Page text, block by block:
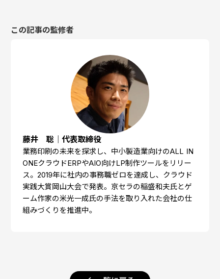
この記事の監修者
藤井 聡｜代表取締役
業務印刷の未来を探求し、中小製造業向けのALL IN
ONEクラウドERPやAIO向けLP制作ツールをリリー
ス。2019年に社内の事務職ゼロを達成し、クラウド
実践大賞岡山大会で発表。京セラの稲盛和夫氏とゲ
ーム作家の米光一成氏の手法を取り入れた会社の仕
組みづくりを推進中。